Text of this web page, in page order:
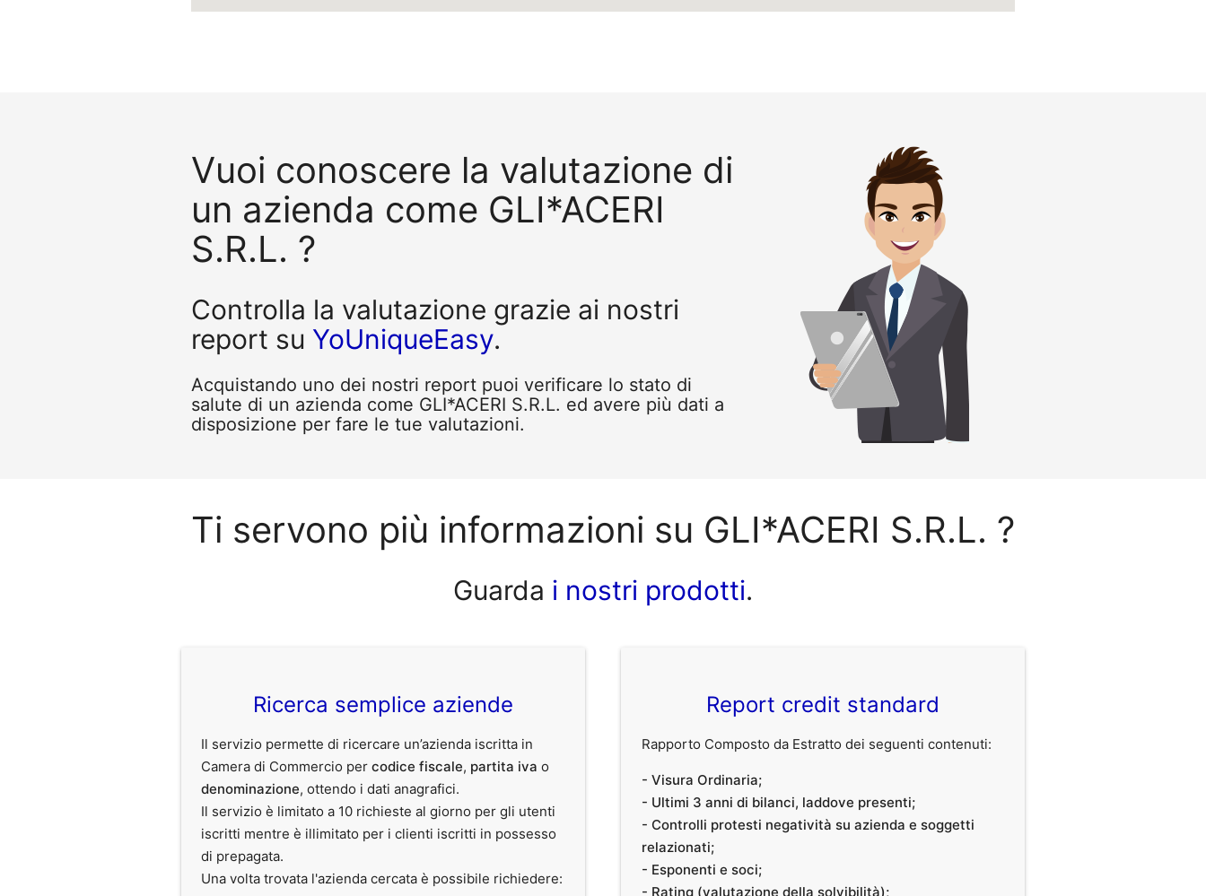
Vuoi conoscere la valutazione di
un azienda come GLI*ACERI
S.R.L. ?
Controlla la valutazione grazie ai nostri
report su YoUniqueEasy.
Acquistando uno dei nostri report puoi verificare lo stato di
salute di un azienda come GLI*ACERI S.R.L. ed avere più dati a
disposizione per fare le tue valutazioni.
Ti servono più informazioni su GLI*ACERI S.R.L. ?
Guarda i nostri prodotti.
Ricerca semplice aziende
Il servizio permette di ricercare un’azienda iscritta in
Camera di Commercio percodice fiscale, partita iva o
denominazione, ottendo i dati anagrafici.
Il servizio è limitato a 10 richieste al giorno per gli utenti
iscritti mentre è illimitato per i clienti iscritti in possesso
di prepagata.
Una volta trovata l'azienda cercata è possibile richiedere:
Report credit standard
Rapporto Composto da Estratto dei seguenti contenuti:
- Visura Ordinaria;
- Ultimi 3 anni di bilanci, laddove presenti;
- Controlli protesti negatività su azienda e soggetti
relazionati;
- Esponenti e soci;
- Rating (valutazione della solvibilità);